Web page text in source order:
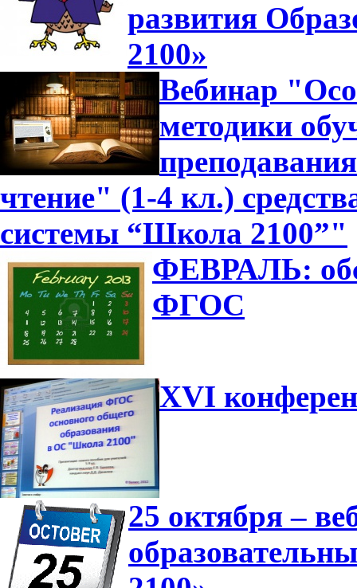
развития
2100»
Вебинар
методики
чтение" (1-4 кл.)
системы “Школа 2100”"
ФЕВРАЛЬ:
ФГОС
XVI
25 октября –